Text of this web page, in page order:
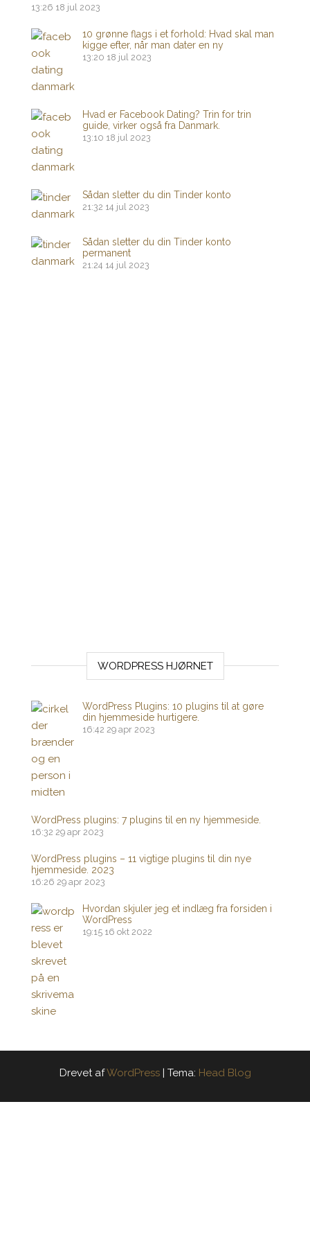
13:26 18 jul 2023
10 grønne flags i et forhold: Hvad skal man
kigge efter, når man dater en ny
13:20 18 jul 2023
Hvad er Facebook Dating? Trin for trin
guide, virker også fra Danmark.
13:10 18 jul 2023
Sådan sletter du din Tinder konto
21:32 14 jul 2023
Sådan sletter du din Tinder konto
permanent
21:24 14 jul 2023
WORDPRESS HJØRNET
WordPress Plugins: 10 plugins til at gøre
din hjemmeside hurtigere.
16:42 29 apr 2023
WordPress plugins: 7 plugins til en ny hjemmeside.
16:32 29 apr 2023
WordPress plugins – 11 vigtige plugins til din nye
hjemmeside. 2023
16:26 29 apr 2023
Hvordan skjuler jeg et indlæg fra forsiden i
WordPress
19:15 16 okt 2022
Drevet afWordPress | Tema: Head Blog